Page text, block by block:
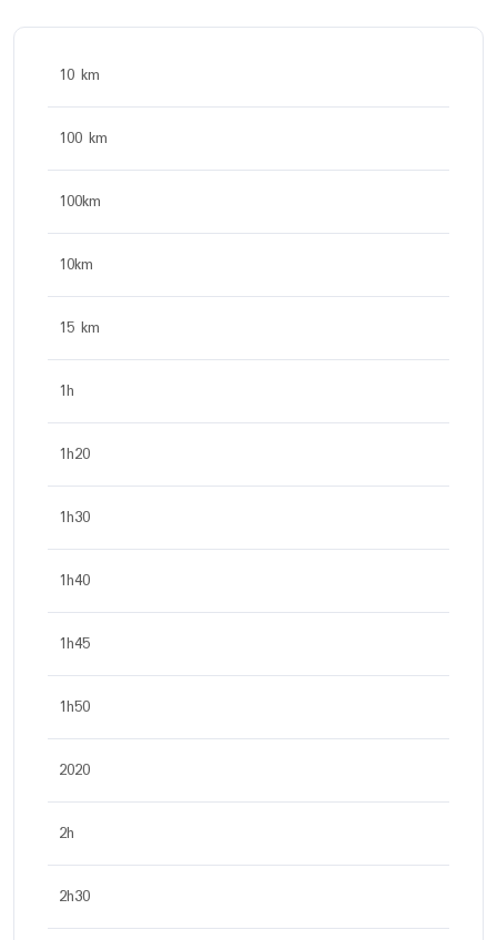
10 km
100 km
100km
10km
15 km
1h
1h20
1h30
1h40
1h45
1h50
2020
2h
2h30